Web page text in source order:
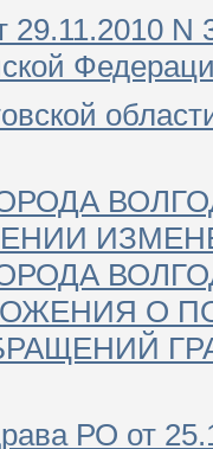
29.11.2010
О
РО от